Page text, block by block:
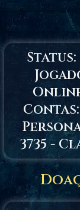
Status:
Contas:
3735 -